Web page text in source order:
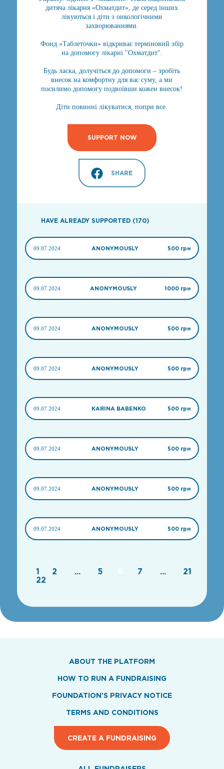
дитяча лікарня «Охматдит», де серед інших
лікуються і діти з онкологічними
захворюваннями.
Фонд «Таблеточки» відкриває терміновий збір
на допомогу лікарні "Охматдит".
Будь ласка, долучіться до допомоги – зробіть
внесок на комфортну для вас суму, а ми
посилимо допомогу подвоївши кожен внесок!
Діти повинні лікуватися, попри все.
SUPPORT NOW
SHARE
HAVE ALREADY SUPPORTED (170)
09.07.2024 ANONYMOUSLY 500 грн
09.07.2024 ANONYMOUSLY 1000 грн
09.07.2024 ANONYMOUSLY 500 грн
09.07.2024 ANONYMOUSLY 500 грн
09.07.2024 KARINA BABENKO 500 грн
09.07.2024 ANONYMOUSLY 500 грн
09.07.2024 ANONYMOUSLY 500 грн
09.07.2024 ANONYMOUSLY 500 грн
1 2 ... 5 7 ...
21
22
ABOUT THE PLATFORM
HOW TO RUN A FUNDRAISING
FOUNDATION'S PRIVACY NOTICE
TERMS AND CONDITIONS
CREATE A FUNDRAISING